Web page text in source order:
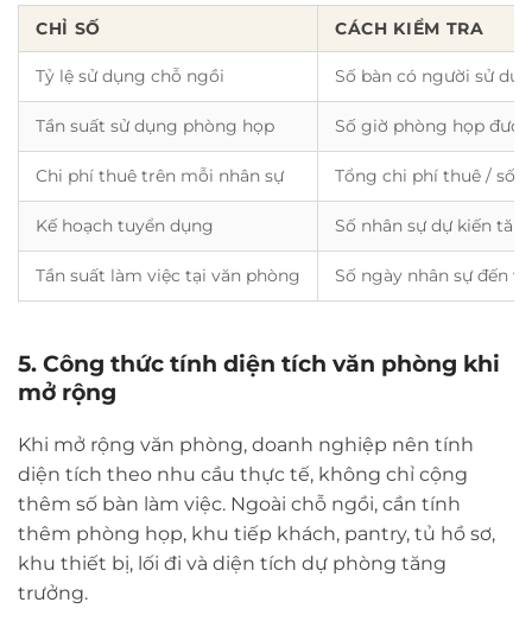
CHỈ SỐ CÁCH KIỂM TRA
Tỷ lệ sử dụng chỗ ngồi Số bàn có người sử
Tần suất sử dụng phòng họp Số giờ phòng họp
Chi phí thuê trên mỗi nhân sự Tổng chi phí thuê / số
Kế hoạch tuyển dụng Số nhân sự dự kiến
Tần suất làm việc tại văn phòng Số ngày nhân sự đến
5. Công thức tính diện tích văn phòng khi
mở rộng
Khi mở rộng văn phòng, doanh nghiệp nên tính
diện tích theo nhu cầu thực tế, không chỉ cộng
thêm số bàn làm việc. Ngoài chỗ ngồi, cần tính
thêm phòng họp, khu tiếp khách, pantry, tủ hồ sơ,
khu thiết bị, lối đi và diện tích dự phòng tăng
trưởng.